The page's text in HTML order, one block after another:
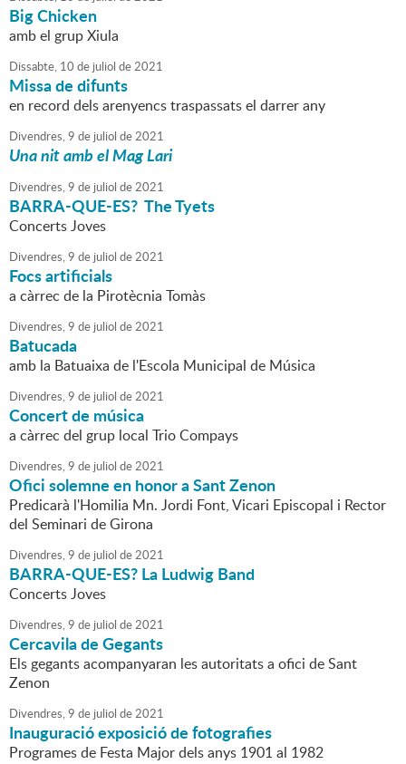
Big Chicken
amb el grup Xiula
Dissabte, 10 de juliol de2021
Missa de difunts
en record dels arenyencs traspassats el darrer any
Divendres,9 de juliol de2021
Una nit amb el Mag Lari
Divendres,9 de juliol de2021
BARRA-QUE-ES? The Tyets
Concerts Joves
Divendres,9 de juliol de2021
Focs artificials
a càrrec de la Pirotècnia Tomàs
Divendres,9 de juliol de2021
Batucada
amb la Batuaixa de l'Escola Municipal de Música
Divendres,9 de juliol de2021
Concert de música
a càrrec del grup local Trio Compays
Divendres,9 de juliol de2021
Ofici solemne en honor a Sant Zenon
Predicarà l'Homilia Mn. Jordi Font, Vicari Episcopal i Rector
del Seminari de Girona
Divendres,9 de juliol de2021
BARRA-QUE-ES? La Ludwig Band
Concerts Joves
Divendres,9 de juliol de2021
Cercavila de Gegants
Els gegants acompanyaran les autoritats a ofici de Sant
Zenon
Divendres,9 de juliol de2021
Inauguració exposició de fotografies
Programes de Festa Major dels anys 1901 al 1982